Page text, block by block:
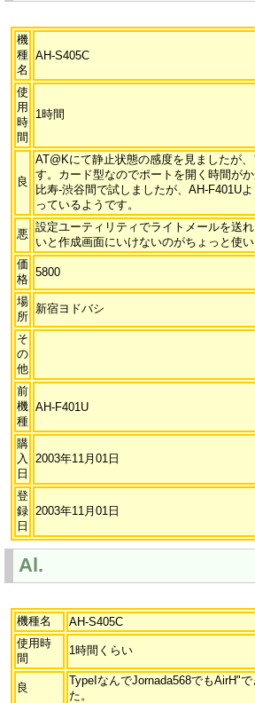
機
種
名
AH-S405C
使
用
時
間
1時間
良
AT@Kにて静止状態の感度を見ましたが
す。カード型なのでポートを開く時間が
比寿-渋谷間で試しましたが、AH-F401U
っているようです。
悪
設定ユーティリティでライトメールを送
いと作成画面にいけないのがちょっと使い
価
格
5800
場
所
新宿ヨドバシ
そ
の
他
前
機
種
AH-F401U
購
入
日
2003年11月01日
登
録
日
2003年11月01日
Al.
機種名
AH-S405C
使用時
間
1時間くらい
良
TypeIなんでJornada568でもAirH"
た。